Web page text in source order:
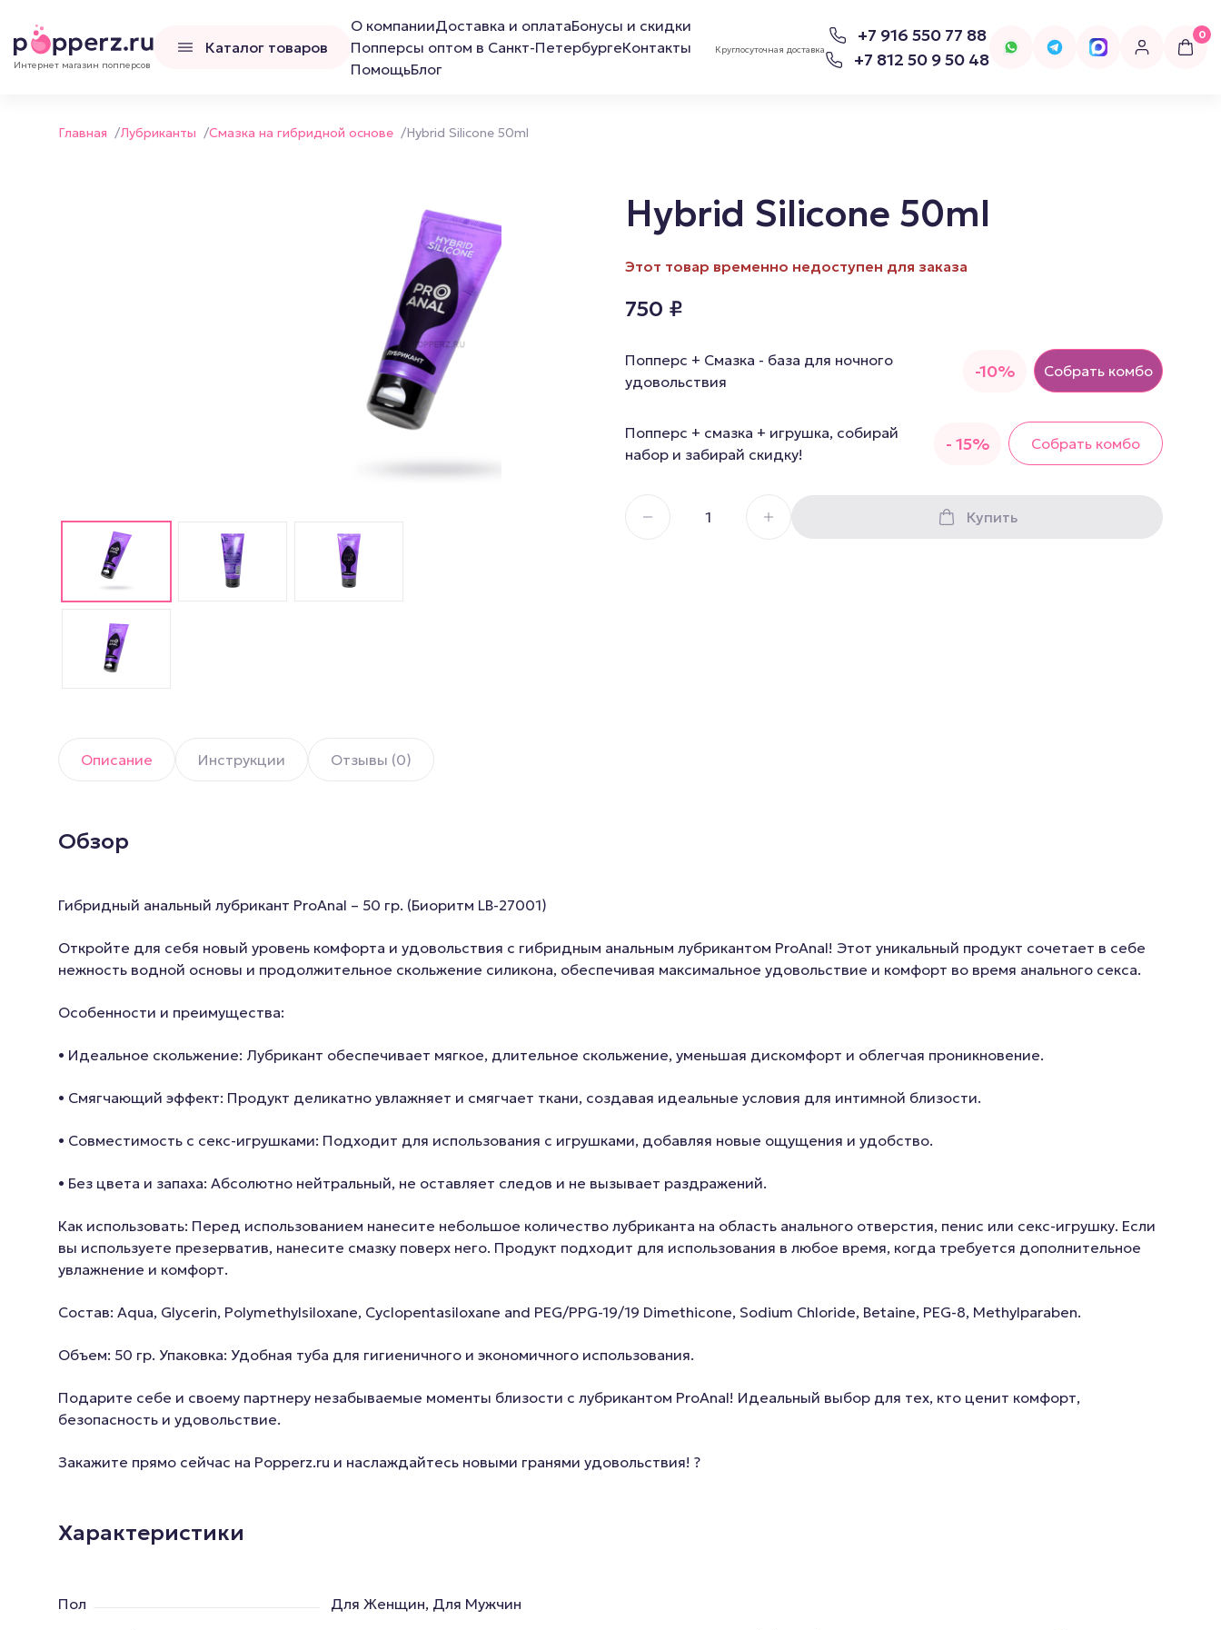
Интернет магазин попперсов
Каталог товаров
О компанииДоставка и оплатаБонусы и скидки
Попперсы оптом в Санкт-ПетербургеКонтакты
ПомощьБлог
Круглосуточная доставка
+7 916 550 77 88
+7 812 50 9 50 48
0
Попперсы Rush (Раш)
Попперсы для мужчин
Попперсы для женщин
Попперсы для фистинга
Наборы попперсов
Обезболивающая смазка
Смазка для фистинга
Силиконовая смазка
Смазка на порошковой
Дилдо
Для члена
Презервативы
Главная /Лубриканты /Смазка на гибридной основе /Hybrid Silicone 50ml
Hybrid Silicone 50ml
Этот товар временно недоступен для заказа
750 ₽
-10%
Попперс + Смазка - база для ночного
удовольствия
Собрать комбо
- 15%
Попперс + смазка + игрушка, собирай
набор и забирай скидку!
Собрать комбо
Купить
Описание Инструкции Отзывы (0)
Обзор
Гибридный анальный лубрикант ProAnal – 50 гр. (Биоритм LB-27001)
Откройте для себя новый уровень комфорта и удовольствия с гибридным анальным лубрикантом ProAnal! Этот уникальный продукт сочетает в себе
нежность водной основы и продолжительное скольжение силикона, обеспечивая максимальное удовольствие и комфорт во время анального секса.
Особенности и преимущества:
• Идеальное скольжение: Лубрикант обеспечивает мягкое, длительное скольжение, уменьшая дискомфорт и облегчая проникновение.
• Смягчающий эффект: Продукт деликатно увлажняет и смягчает ткани, создавая идеальные условия для интимной близости.
• Совместимость с секс-игрушками: Подходит для использования с игрушками, добавляя новые ощущения и удобство.
• Без цвета и запаха: Абсолютно нейтральный, не оставляет следов и не вызывает раздражений.
Как использовать: Перед использованием нанесите небольшое количество лубриканта на область анального отверстия, пенис или секс-игрушку. Если
вы используете презерватив, нанесите смазку поверх него. Продукт подходит для использования в любое время, когда требуется дополнительное
увлажнение и комфорт.
Состав: Aqua, Glycerin, Polymethylsiloxane, Cyclopentasiloxane and PEG/PPG-19/19 Dimethicone, Sodium Chloride, Betaine, PEG-8, Methylparaben.
Объем: 50 гр. Упаковка: Удобная туба для гигиеничного и экономичного использования.
Подарите себе и своему партнеру незабываемые моменты близости с лубрикантом ProAnal! Идеальный выбор для тех, кто ценит комфорт,
безопасность и удовольствие.
Закажите прямо сейчас на Popperz.ru и наслаждайтесь новыми гранями удовольствия! ?
Характеристики
Пол
Для Женщин, Для Мужчин